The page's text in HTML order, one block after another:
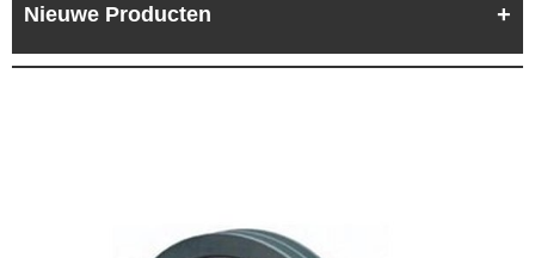
Nieuwe Producten